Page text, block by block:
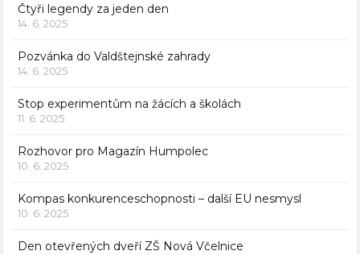
Čtyři legendy za jeden den
14. 6. 2025
Pozvánka do Valdštejnské zahrady
14. 6. 2025
Stop experimentům na žácích a školách
11. 6. 2025
Rozhovor pro Magazín Humpolec
10. 6. 2025
Kompas konkurenceschopnosti – další EU nesmysl
10. 6. 2025
Den otevřených dveří ZŠ Nová Včelnice